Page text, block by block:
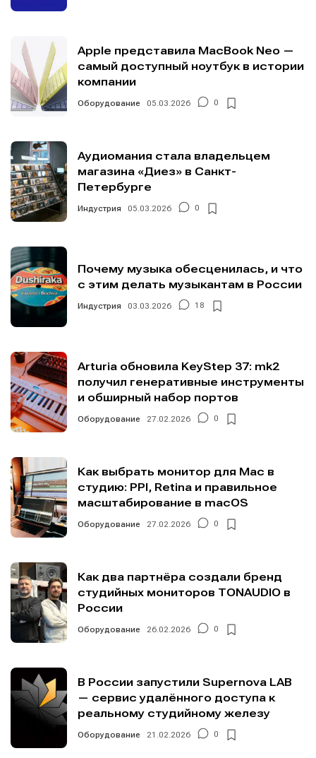
Apple представила MacBook Neo —
самый доступный ноутбук в истории
компании
Оборудование 05.03.2026 0
Аудиомания стала владельцем
магазина «Диез» в Санкт-
Петербурге
Индустрия 05.03.2026 0
Почему музыка обесценилась, и что
с этим делать музыкантам в России
Индустрия 03.03.2026 18
Arturia обновила KeyStep 37: mk2
получил генеративные инструменты
и обширный набор портов
Оборудование 27.02.2026 0
Как выбрать монитор для Mac в
студию: PPI, Retina и правильное
масштабирование в macOS
Оборудование 27.02.2026 0
Как два партнёра создали бренд
студийных мониторов TONAUDIO в
России
Оборудование 26.02.2026 0
В России запустили Supernova LAB
— сервис удалённого доступа к
реальному студийному железу
Оборудование 21.02.2026 0